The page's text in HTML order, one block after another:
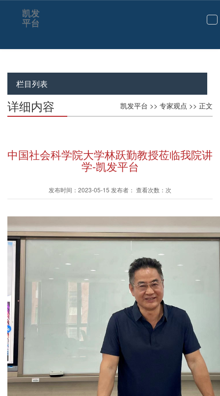
切
航
凯发
平台
栏目列表
凯发平台 >> 专家观点 >> 正文
详细内容
中国社会科学院大学林跃勤教授莅临我院讲
学-凯发平台
发布时间：2023-05-15 发布者： 查看次数：次